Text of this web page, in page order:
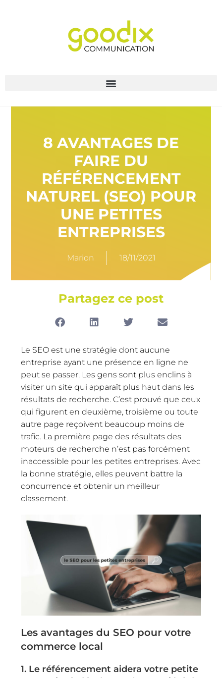
8 AVANTAGES DE
FAIRE DU
RÉFÉRENCEMENT
NATUREL (SEO) POUR
UNE PETITES
ENTREPRISES
Marion 18/11/2021
Partagez ce post
Le SEO est une stratégie dont aucune
entreprise ayant une présence en ligne ne
peut se passer. Les gens sont plus enclins à
visiter un site qui apparaît plus haut dans les
résultats de recherche. C’est prouvé que ceux
qui figurent en deuxième, troisième ou toute
autre page reçoivent beaucoup moins de
trafic. La première page des résultats des
moteurs de recherche n’est pas forcément
inaccessible pour les petites entreprises. Avec
la bonne stratégie, elles peuvent battre la
concurrence et obtenir un meilleur
classement.
Les avantages du SEO pour votre
commerce local
1. Le référencement aidera votre petite